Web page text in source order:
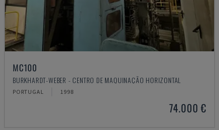
MC100
BURKHARDT-WEBER - CENTRO DE MAQUINAÇÃO HORIZONTAL
PORTUGAL 1998
74.000 €